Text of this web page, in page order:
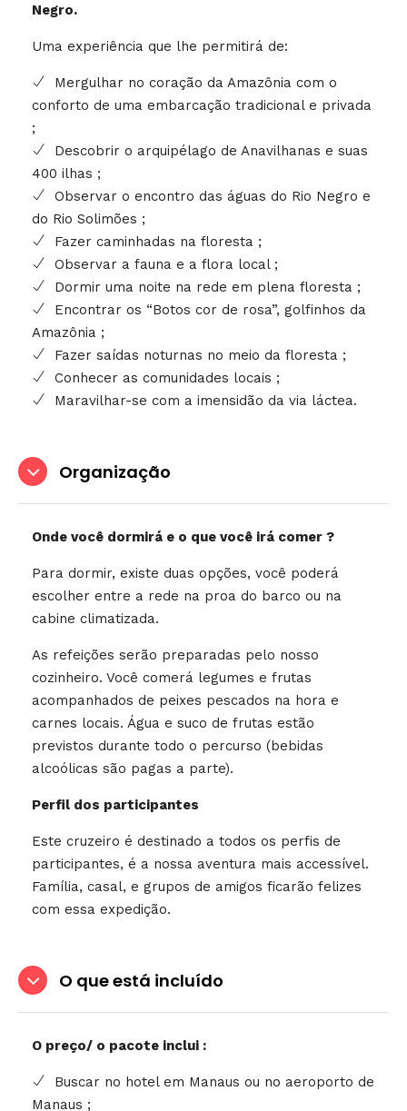
Negro.
Uma experiência que lhe permitirá de:
Mergulhar no coração da Amazônia com o
conforto de uma embarcação tradicional e privada
;
Descobrir o arquipélago de Anavilhanas e suas
400 ilhas ;
Observar o encontro das águas do Rio Negro e
do Rio Solimões ;
Fazer caminhadas na floresta ;
Observar a fauna e a flora local ;
Dormir uma noite na rede em plena floresta ;
Encontrar os “Botos cor de rosa”, golfinhos da
Amazônia ;
Fazer saídas noturnas no meio da floresta ;
Conhecer as comunidades locais ;
Maravilhar-se com a imensidão da via láctea.
Organização
Onde você dormirá e o que você irá comer ?
Para dormir, existe duas opções, você poderá
escolher entre a rede na proa do barco ou na
cabine climatizada.
As refeições serão preparadas pelo nosso
cozinheiro. Você comerá legumes e frutas
acompanhados de peixes pescados na hora e
carnes locais. Água e suco de frutas estão
previstos durante todo o percurso (bebidas
alcoólicas são pagas a parte).
Perfil dos participantes
Este cruzeiro é destinado a todos os perfis de
participantes, é a nossa aventura mais accessível.
Família, casal, e grupos de amigos ficarão felizes
com essa expedição.
O que está incluído
O preço/ o pacote inclui :
Buscar no hotel em Manaus ou no aeroporto de
Manaus ;